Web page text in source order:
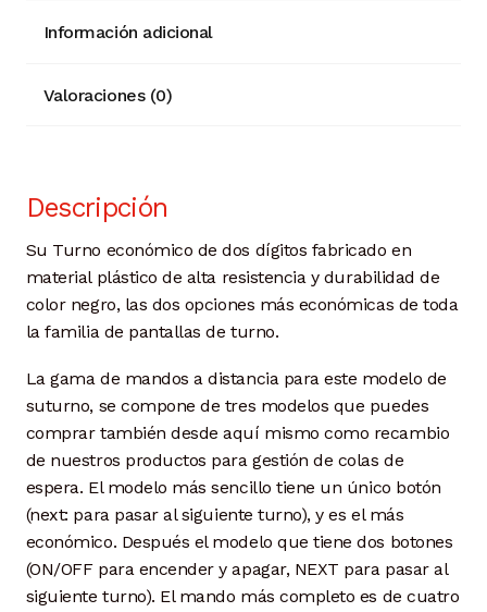
Información adicional
Valoraciones (0)
Descripción
Su Turno económico de dos dígitos fabricado en
material plástico de alta resistencia y durabilidad de
color negro, las dos opciones más económicas de toda
la familia de pantallas de turno.
La gama de mandos a distancia para este modelo de
suturno, se compone de tres modelos que puedes
comprar también desde aquí mismo como recambio
de nuestros productos para gestión de colas de
espera. El modelo más sencillo tiene un único botón
(next: para pasar al siguiente turno), y es el más
económico. Después el modelo que tiene dos botones
(ON/OFF para encender y apagar, NEXT para pasar al
siguiente turno). El mando más completo es de cuatro